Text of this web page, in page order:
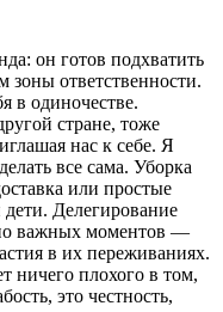
он готов подхватить
зоны ответственности.
в одиночестве.
стране, тоже
нас к себе. Я
все сама. Уборка
или простые
Делегирование
важных моментов —
в их переживаниях.
ничего плохого в том,
это честность,